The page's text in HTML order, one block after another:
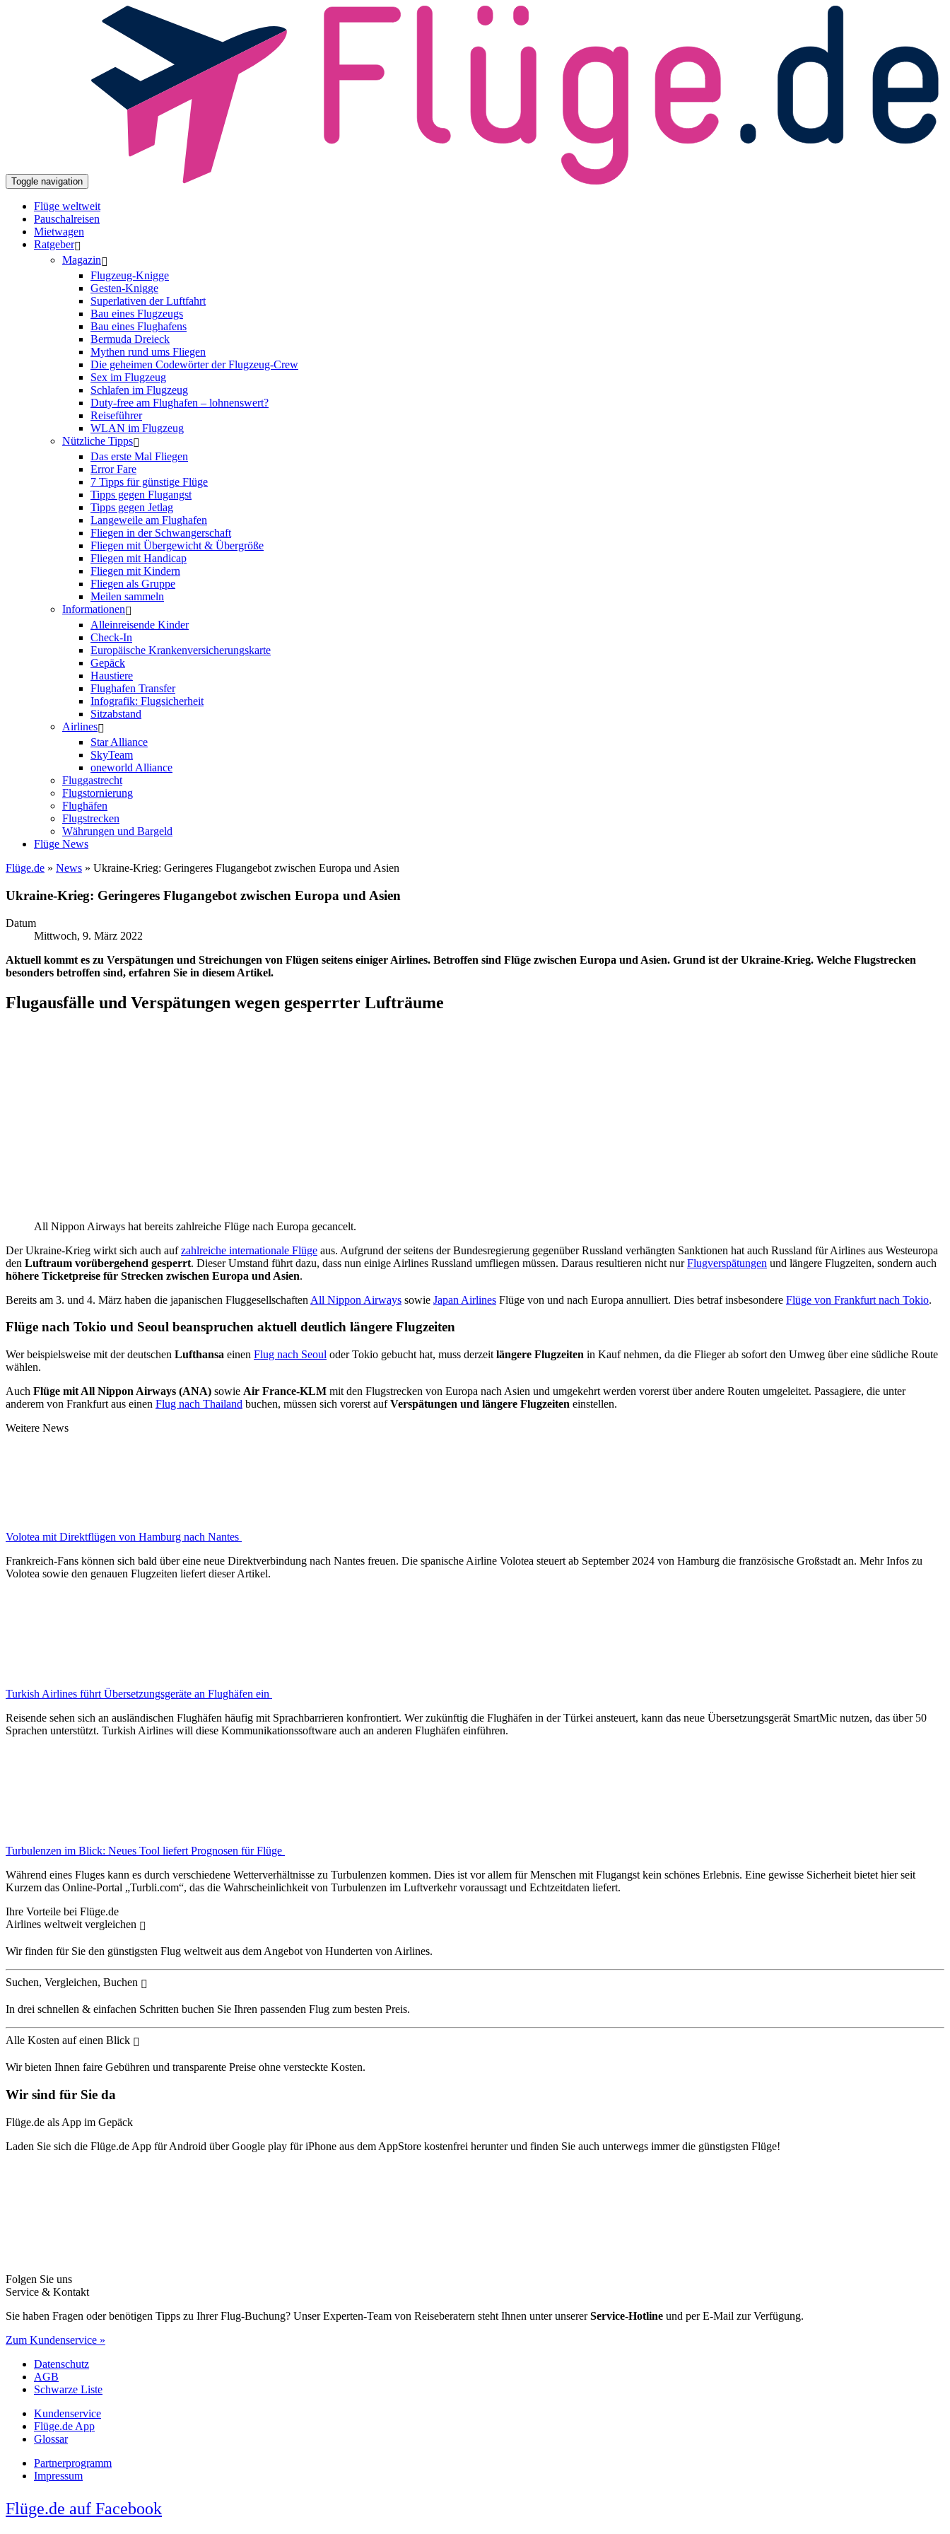
Toggle navigation
Flüge weltweit
Pauschalreisen
Mietwagen
Ratgeber
Magazin
Flugzeug-Knigge
Gesten-Knigge
Superlativen der Luftfahrt
Bau eines Flugzeugs
Bau eines Flughafens
Bermuda Dreieck
Mythen rund ums Fliegen
Die geheimen Codewörter der Flugzeug-Crew
Sex im Flugzeug
Schlafen im Flugzeug
Duty-free am Flughafen – lohnenswert?
Reiseführer
WLAN im Flugzeug
Nützliche Tipps
Das erste Mal Fliegen
Error Fare
7 Tipps für günstige Flüge
Tipps gegen Flugangst
Tipps gegen Jetlag
Langeweile am Flughafen
Fliegen in der Schwangerschaft
Fliegen mit Übergewicht & Übergröße
Fliegen mit Handicap
Fliegen mit Kindern
Fliegen als Gruppe
Meilen sammeln
Informationen
Alleinreisende Kinder
Check-In
Europäische Krankenversicherungskarte
Gepäck
Haustiere
Flughafen Transfer
Infografik: Flugsicherheit
Sitzabstand
Airlines
Star Alliance
SkyTeam
oneworld Alliance
Fluggastrecht
Flugstornierung
Flughäfen
Flugstrecken
Währungen und Bargeld
Flüge News
Flüge.de » News » Ukraine-Krieg: Geringeres Flugangebot zwischen Europa und Asien
Ukraine-Krieg: Geringeres Flugangebot zwischen Europa und Asien
Datum
Mittwoch, 9. März 2022
Aktuell kommt es zu Verspätungen und Streichungen von Flügen seitens einiger Airlines. Betroffen sind Flüge zwischen Europa und Asien. Grund ist der Ukraine-Krieg. Welche Flugstrecken
besonders betroffen sind, erfahren Sie in diesem Artikel.
Flugausfälle und Verspätungen wegen gesperrter Lufträume
All Nippon Airways hat bereits zahlreiche Flüge nach Europa gecancelt.
Der Ukraine-Krieg wirkt sich auch aufzahlreiche internationale Flüge aus. Aufgrund der seitens der Bundesregierung gegenüber Russland verhängten Sanktionen hat auch Russland für Airlines aus Westeuropa
den Luftraum vorübergehend gesperrt. Dieser Umstand führt dazu, dass nun einige Airlines Russland umfliegen müssen. Daraus resultieren nicht nurFlugverspätungen und längere Flugzeiten, sondern auch
höhere Ticketpreise für Strecken zwischen Europa und Asien.
Bereits am 3. und 4. März haben die japanischen Fluggesellschaften All Nippon Airways sowie Japan Airlines Flüge von und nach Europa annulliert. Dies betraf insbesondere Flüge von Frankfurt nach Tokio.
Flüge nach Tokio und Seoul beanspruchen aktuell deutlich längere Flugzeiten
Wer beispielsweise mit der deutschen Lufthansa einen Flug nach Seoul oder Tokio gebucht hat, muss derzeit längere Flugzeiten in Kauf nehmen, da die Flieger ab sofort den Umweg über eine südliche Route
wählen.
Auch Flüge mit All Nippon Airways (ANA) sowie Air France-KLM mit den Flugstrecken von Europa nach Asien und umgekehrt werden vorerst über andere Routen umgeleitet. Passagiere, die unter
anderem von Frankfurt aus einen Flug nach Thailand buchen, müssen sich vorerst aufVerspätungen und längere Flugzeiten einstellen.
Weitere News
Volotea mit Direktflügen von Hamburg nach Nantes
Frankreich-Fans können sich bald über eine neue Direktverbindung nach Nantes freuen. Die spanische Airline Volotea steuert ab September 2024 von Hamburg die französische Großstadt an. Mehr Infos zu
Volotea sowie den genauen Flugzeiten liefert dieser Artikel.
Turkish Airlines führt Übersetzungsgeräte an Flughäfen ein
Reisende sehen sich an ausländischen Flughäfen häufig mit Sprachbarrieren konfrontiert. Wer zukünftig die Flughäfen in der Türkei ansteuert, kann das neue Übersetzungsgerät SmartMic nutzen, das über 50
Sprachen unterstützt. Turkish Airlines will diese Kommunikationssoftware auch an anderen Flughäfen einführen.
Turbulenzen im Blick: Neues Tool liefert Prognosen für Flüge
Während eines Fluges kann es durch verschiedene Wetterverhältnisse zu Turbulenzen kommen. Dies ist vor allem für Menschen mit Flugangst kein schönes Erlebnis. Eine gewisse Sicherheit bietet hier seit
Kurzem das Online-Portal „Turbli.com“, das die Wahrscheinlichkeit von Turbulenzen im Luftverkehr voraussagt und Echtzeitdaten liefert.
Ihre Vorteile bei Flüge.de
Airlines weltweit vergleichen
Wir finden für Sie den günstigsten Flug weltweit aus dem Angebot von Hunderten von Airlines.
Suchen, Vergleichen, Buchen
In drei schnellen & einfachen Schritten buchen Sie Ihren passenden Flug zum besten Preis.
Alle Kosten auf einen Blick
Wir bieten Ihnen faire Gebühren und transparente Preise ohne versteckte Kosten.
Wir sind für Sie da
Flüge.de als App im Gepäck
Laden Sie sich die Flüge.de App für Android über Google play für iPhone aus dem AppStore kostenfrei herunter und finden Sie auch unterwegs immer die günstigsten Flüge!
Folgen Sie uns
Service & Kontakt
Sie haben Fragen oder benötigen Tipps zu Ihrer Flug-Buchung? Unser Experten-Team von Reiseberatern steht Ihnen unter unsererService-Hotline und per E-Mail zur Verfügung.
Zum Kundenservice »
Datenschutz
AGB
Schwarze Liste
Kundenservice
Flüge.de App
Glossar
Partnerprogramm
Impressum
Flüge.de auf Facebook